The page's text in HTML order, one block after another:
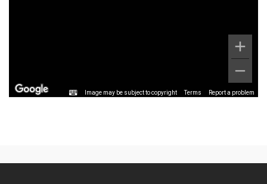
Image may be subject to copyright Terms Report a problem